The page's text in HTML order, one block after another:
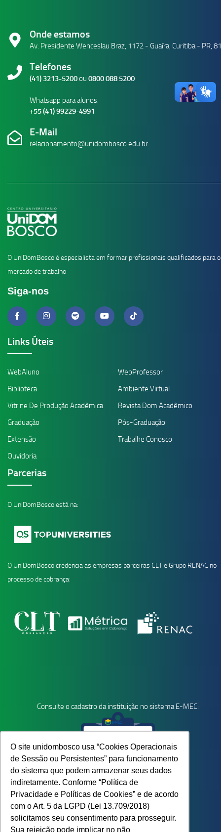
O site unidombosco usa “Cookies Operacionais
de Sessão ou Persistentes” para funcionamento
do sistema que podem armazenar seus dados
indiretamente. Conforme “Política de
Privacidade e Políticas de Cookies” e de acordo
com o Art. 5 da LGPD (Lei 13.709/2018)
solicitamos seu consentimento para prosseguir.
Sua rejeição pode implicar no não
Onde estamos
Av. Presidente Wenceslau Braz, 1172 - Guaíra, Curitiba - PR,
Telefones
(41) 3213-5200ou 0800 088 5200
Whatsapp para alunos:
+55 (41) 99229-4991
E-Mail
relacionamento@unidombosco.edu.br
O UniDomBosco é especialista em formar profissionais qualificados para o
mercado de trabalho
Siga-nos
Links Úteis
WebAluno
WebProfessor
Biblioteca
Ambiente Virtual
Vitrine De Produção Acadêmica
Revista Dom Acadêmico
Graduação
Pós-Graduação
Extensão
Trabalhe Conosco
Ouvidoria
Parcerias
O UniDomBosco está na:
O UniDomBosco credencia as empresas parceiras CLT e Grupo RENAC no
processo de cobrança:
Consulte o cadastro da instituição no sistema E-MEC: